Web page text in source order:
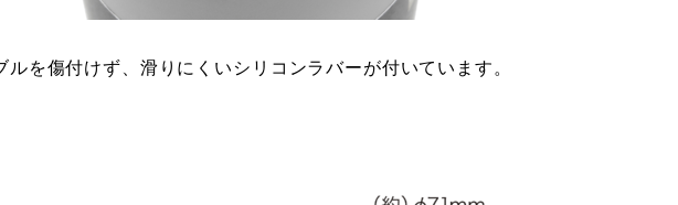
を傷付けず、滑りにくいシリコンラバーが付いています。